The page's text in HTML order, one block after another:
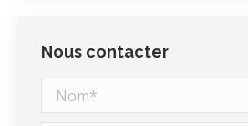
Nous contacter